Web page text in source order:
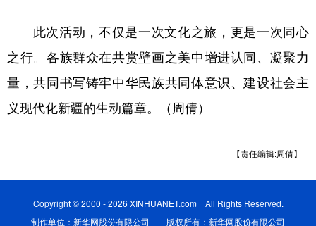
此次活动，不仅是一次文化之旅，更是一次同心
之行。各族群众在共赏壁画之美中增进认同、凝聚力
量，共同书写铸牢中华民族共同体意识、建设社会主
义现代化新疆的生动篇章。（周倩）
【责任编辑:周倩】
Copyright © 2000 - 2026 XINHUANET.com All Rights Reserved.
制作单位：新华网股份有限公司 版权所有：新华网股份有限公司